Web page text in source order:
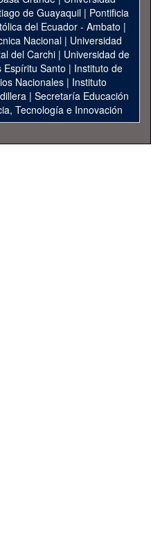
de Guayaquil| Pontificia
del Ecuador - Ambato |
Nacional| Universidad
del Carchi| Universidad de
Espíritu Santo | Instituto de
Nacionales | Instituto
| Secretaría Educación
Tecnología e Innovación